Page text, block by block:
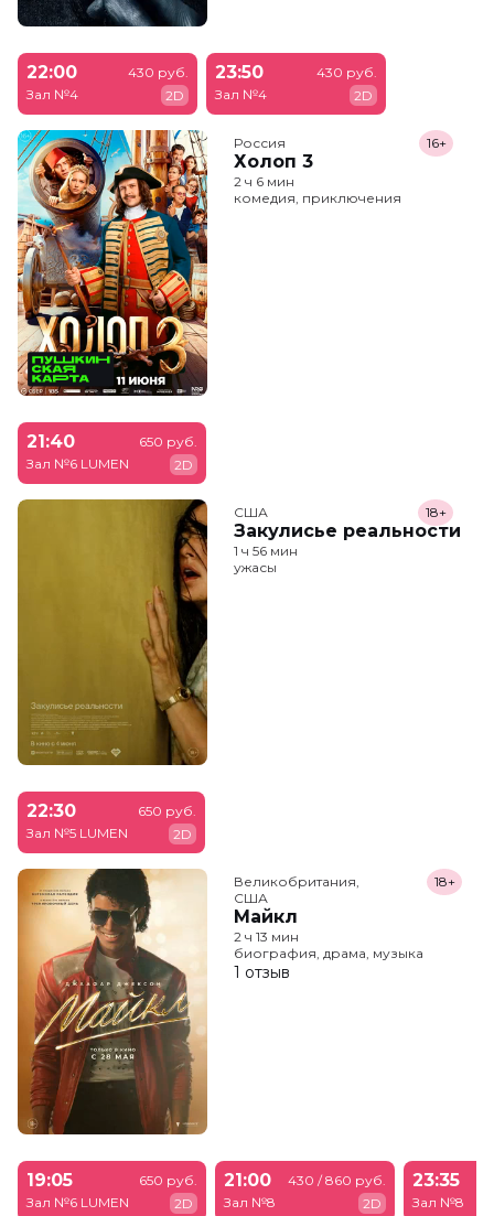
22:00
Зал №4
430 руб.
2D
23:50
Зал №4
430 руб.
2D
Россия
Холоп 3
16+
2 ч 6 мин
комедия, приключения
21:40
Зал №6 LUMEN
650 руб.
2D
США
Закулисье реальности
18+
1 ч 56 мин
ужасы
22:30
Зал №5 LUMEN
650 руб.
2D
Великобритания,
США
Майкл
18+
2 ч 13 мин
биография, драма, музыка
1 отзыв
19:05
Зал №6 LUMEN
650 руб.
2D
21:00
Зал №8
430 / 860 руб.
2D
23:35
Зал №8